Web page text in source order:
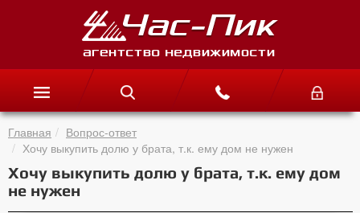
Главная
Вопрос-ответ
Хочу выкупить долю у брата, т.к. ему дом не нужен
Хочу выкупить долю у брата, т.к. ему дом
не нужен